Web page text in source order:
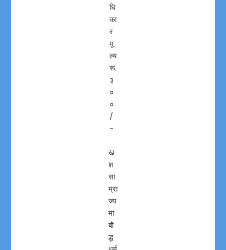
धि
का
र
मू
ल्य
रू.
३
०
०
/
-
ख
श
सा
म्रा
ज्य
मा
बाै
द्ध